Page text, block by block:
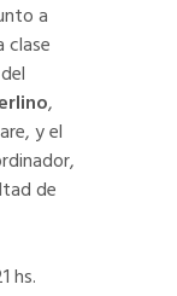
a
clase
,
y el
de
hs.